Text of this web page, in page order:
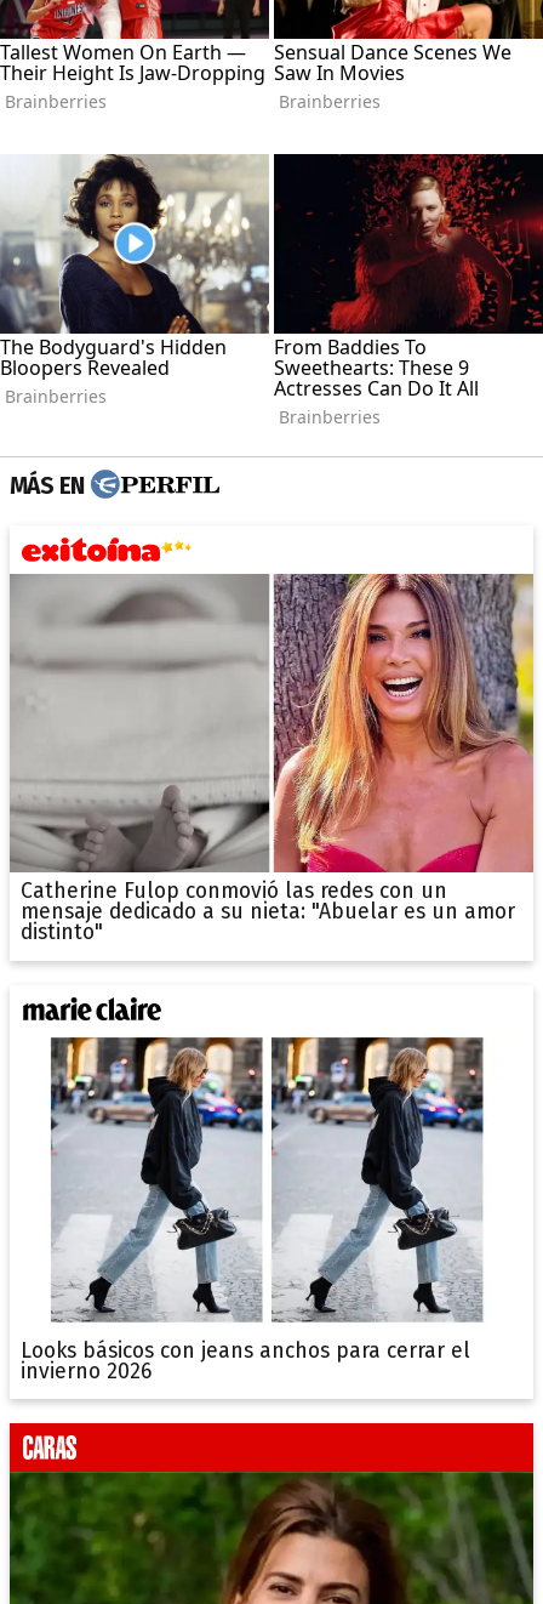
MÁS EN
Catherine Fulop conmovió las redes con un
mensaje dedicado a su nieta: "Abuelar es un amor
distinto"
Looks básicos con jeans anchos para cerrar el
invierno 2026